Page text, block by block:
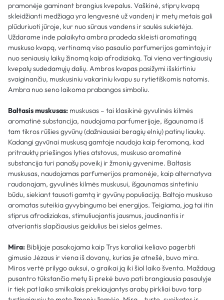
pramonėje gaminant brangius kvepalus. Vaškinė, stiprų kvapą
skleidžianti medžiaga yra lengvesnė už vandenį ir metų metais gali
plūduriuoti jūroje, kur nuo sūraus vandens ir saulės sukietėja.
Uždarame inde palaikyta ambra pradeda skleisti aromatingą
muskuso kvapą, vertinamą viso pasaulio parfumerijos gamintojų ir
nuo seniausių laikų žinomą kaip afrodiziaką. Tai viena vertingiausių
kvepalų sudedamųjų dalių. Ambros kvapas pasižymi išskirtiniu
svaiginančiu, muskusiniu vakariniu kvapu su rytietiškomis natomis.
Ambra nuo seno laikoma prabangos simboliu.
Baltasis muskusas: muskusas – tai klasikinė gyvulinės kilmės
aromatinė substancija, naudojama parfumerijoje, išgaunama iš
tam tikros rūšies gyvūnų (dažniausiai beragių elnių) patinų liaukų.
Kadangi gyvūnai muskusą gamtoje naudoja kaip feromoną, kad
pritrauktų priešingos lyties atstovus, muskuso aromatinė
substancija turi panašų poveikį ir žmonių gyvenime. Baltasis
muskusas, naudojamas parfumerijos pramonėje, kaip alternatyva
raudonajam, gyvulinės kilmės muskusui, išgaunamas sintetiniu
būdu, siekiant tausoti gamtą ir gyvūnų populiaciją. Baltojo muskuso
aromatas suteikia gyvybingumo bei energijos. Teigiama, jog tai itin
stiprus afrodiziakas, stimuliuojantis jausmus, jaudinantis ir
atveriantis slapčiausius geidulius bei sielos gelmes.
Mira: Biblijoje pasakojama kaip Trys karaliai keliavo pagerbti
gimusio Jėzaus ir viena iš dovanų, kurias jie atnešė, buvo mira.
Miros vertė prilygo auksui, o graikai ją iki šiol laiko šventa. Maždaug
pusantro tūkstančio metų ši prekė buvo pati brangiausia pasaulyje
ir tiek pat laiko smilkalais prekiaujantys arabų pirkliai buvo tarp